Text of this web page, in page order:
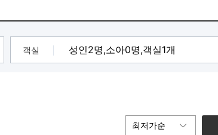
객실
최저가순